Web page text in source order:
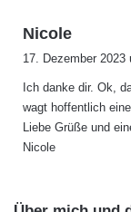
Nicole
t
:
17. Dezember 2023
Ich danke dir. Ok,
wagt hoffentlich
Liebe Grüße und
Nicole